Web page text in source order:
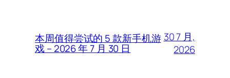
本周值得尝试的 5 款新手机游
戏 – 2026 年 7 月 30 日
30 7 月,
2026